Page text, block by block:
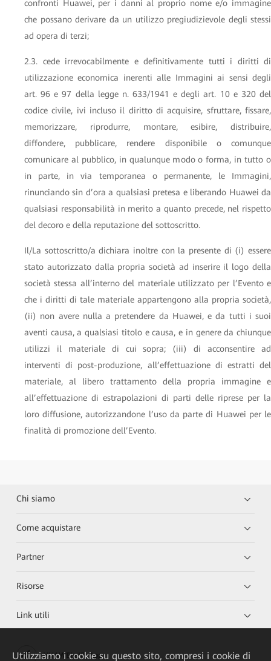
confronti Huawei, per i danni al proprio nome e/o immagine
che possano derivare da un utilizzo pregiudizievole degli stessi
ad opera di terzi;
2.3. cede irrevocabilmente e definitivamente tutti i diritti di
utilizzazione economica inerenti alle Immagini ai sensi degli
art. 96 e 97 della legge n. 633/1941 e degli art. 10 e 320 del
codice civile, ivi incluso il diritto di acquisire, sfruttare, fissare,
memorizzare, riprodurre, montare, esibire, distribuire,
diffondere, pubblicare, rendere disponibile o comunque
comunicare al pubblico, in qualunque modo o forma, in tutto o
in parte, in via temporanea o permanente, le Immagini,
rinunciando sin d’ora a qualsiasi pretesa e liberando Huawei da
qualsiasi responsabilità in merito a quanto precede, nel rispetto
del decoro e della reputazione del sottoscritto.
Il/La sottoscritto/a dichiara inoltre con la presente di (i) essere
stato autorizzato dalla propria società ad inserire il logo della
società stessa all’interno del materiale utilizzato per l’Evento e
che i diritti di tale materiale appartengono alla propria società,
(ii) non avere nulla a pretendere da Huawei, e da tutti i suoi
aventi causa, a qualsiasi titolo e causa, e in genere da chiunque
utilizzi il materiale di cui sopra; (iii) di acconsentire ad
interventi di post-produzione, all’effettuazione di estratti del
materiale, al libero trattamento della propria immagine e
all’effettuazione di estrapolazioni di parti delle riprese per la
loro diffusione, autorizzandone l’uso da parte di Huawei per le
finalità di promozione dell’Evento.
Chi siamo
Come acquistare
Partner
Risorse
Link utili
HUAWEI eKit App
Utilizziamo i cookie su questo sito, compresi i cookie di